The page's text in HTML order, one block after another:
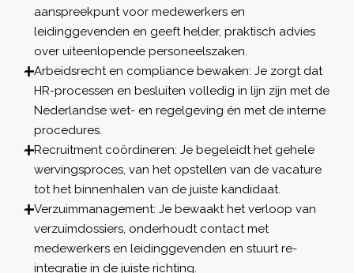
aanspreekpunt voor medewerkers en
leidinggevenden en geeft helder, praktisch advies
over uiteenlopende personeelszaken.
Arbeidsrecht en compliance bewaken: Je zorgt dat
HR-processen en besluiten volledig in lijn zijn met de
Nederlandse wet- en regelgeving én met de interne
procedures.
Recruitment coördineren: Je begeleidt het gehele
wervingsproces, van het opstellen van de vacature
tot het binnenhalen van de juiste kandidaat.
Verzuimmanagement: Je bewaakt het verloop van
verzuimdossiers, onderhoudt contact met
medewerkers en leidinggevenden en stuurt re-
integratie in de juiste richting.